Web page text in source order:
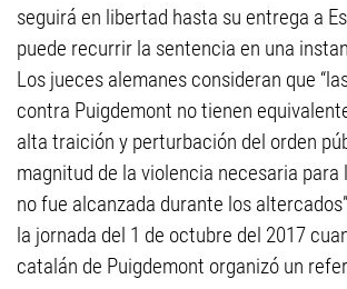
seguirá en libertad hasta su entrega a
puede recurrir la sentencia en una
Los jueces alemanes consideran que
contra Puigdemont no tienen
alta traición y perturbación del orden
magnitud de la violencia necesaria
no fue alcanzada durante los
la jornada del 1 de octubre del 2017
catalán de Puigdemont organizó un